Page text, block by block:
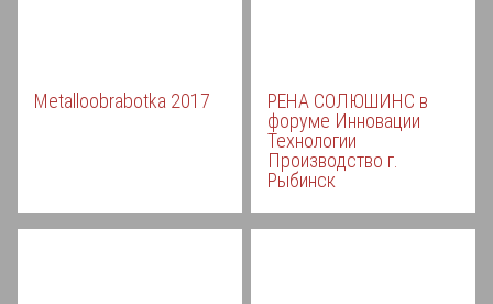
Metalloobrabotka 2017
РЕНА СОЛЮШИНС в
форуме Инновации
Технологии
Производство г.
Рыбинск